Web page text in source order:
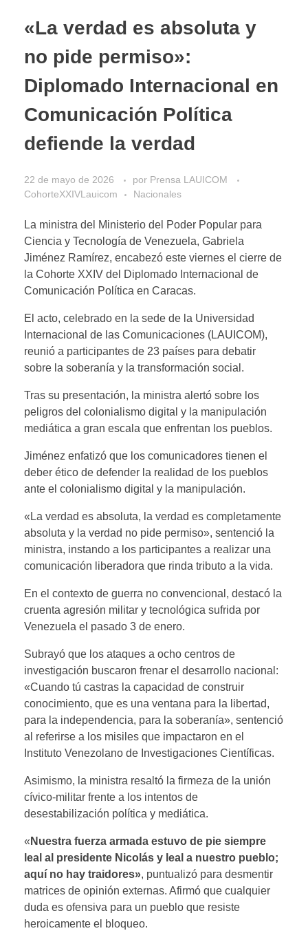
«La verdad es absoluta y
no pide permiso»:
Diplomado Internacional en
Comunicación Política
defiende la verdad
22 de mayo de 2026 por Prensa LAUICOM
CohorteXXIVLauicom
Nacionales
La ministra del Ministerio del Poder Popular para
Ciencia y Tecnología de Venezuela, Gabriela
Jiménez Ramírez, encabezó este viernes el cierre de
la Cohorte XXIV del Diplomado Internacional de
Comunicación Política en Caracas.
El acto, celebrado en la sede de la Universidad
Internacional de las Comunicaciones (LAUICOM),
reunió a participantes de 23 países para debatir
sobre la soberanía y la transformación social.
Tras su presentación, la ministra alertó sobre los
peligros del colonialismo digital y la manipulación
mediática a gran escala que enfrentan los pueblos.
Jiménez enfatizó que los comunicadores tienen el
deber ético de defender la realidad de los pueblos
ante el colonialismo digital y la manipulación.
«La verdad es absoluta, la verdad es completamente
absoluta y la verdad no pide permiso», sentenció la
ministra, instando a los participantes a realizar una
comunicación liberadora que rinda tributo a la vida.
En el contexto de guerra no convencional, destacó la
cruenta agresión militar y tecnológica sufrida por
Venezuela el pasado 3 de enero.
Subrayó que los ataques a ocho centros de
investigación buscaron frenar el desarrollo nacional:
«Cuando tú castras la capacidad de construir
conocimiento, que es una ventana para la libertad,
para la independencia, para la soberanía», sentenció
al referirse a los misiles que impactaron en el
Instituto Venezolano de Investigaciones Científicas.
Asimismo, la ministra resaltó la firmeza de la unión
cívico-militar frente a los intentos de
desestabilización política y mediática.
« Nuestra fuerza armada estuvo de pie siempre
leal al presidente Nicolás y leal a nuestro pueblo;
aquí no hay traidores», puntualizó para desmentir
matrices de opinión externas. Afirmó que cualquier
duda es ofensiva para un pueblo que resiste
heroicamente el bloqueo.